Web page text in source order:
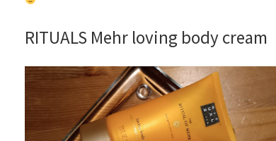
RITUALS Mehr loving body cream